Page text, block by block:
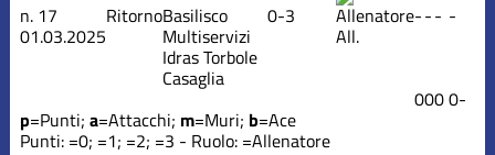
n. 17
01.03.2025
RitornoBasilisco
Multiservizi
Idras Torbole
Casaglia
0-3
All.
--- -
0000-
p=Punti; a=Attacchi; m=Muri; b=Ace
Punti: =0; =1; =2; =3 - Ruolo: =Allenatore